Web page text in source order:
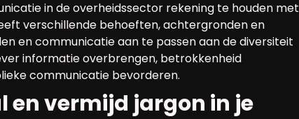
in de overheidssector rekening te houden met
verschillende behoeften, achtergronden en
en communicatie aan te passen aan de diversiteit
informatie overbrengen, betrokkenheid
communicatie bevorderen.
en vermijd jargon in je